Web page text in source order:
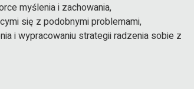
myślenia i zachowania,
się z podobnymi problemami,
i wypracowaniu strategii radzenia sobie z